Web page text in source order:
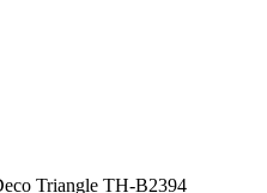
Triangle TH-B2394